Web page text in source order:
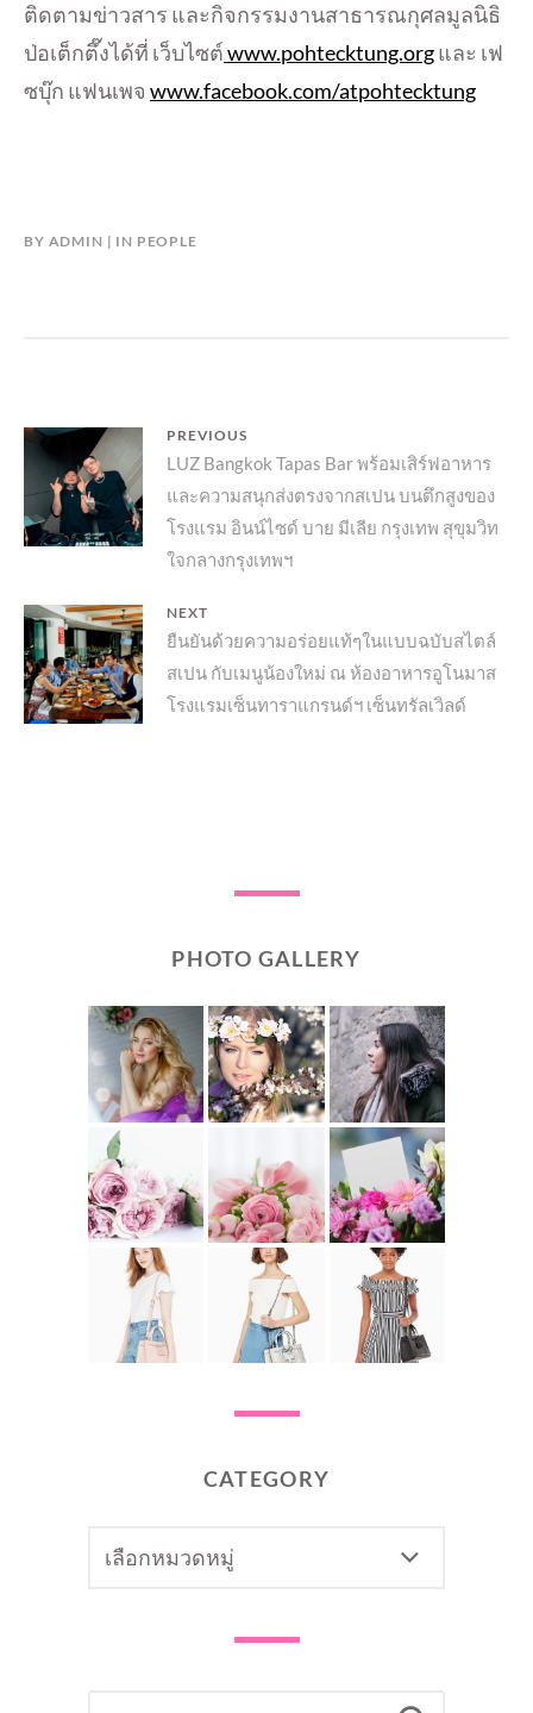
ติดตามข่าวสาร และกิจกรรมงานสาธารณกุศลมูลนิธิ
ป่อเต็กตึ๊งได้ที่ เว็บไซต์www.pohtecktung.orgและ เฟ
ซบุ๊ก แฟนเพจ www.facebook.com/atpohtecktung
BY ADMIN IN PEOPLE
แนะแนว
เรื่อง
PREVIOUS
Previous
post:
LUZ Bangkok Tapas Bar พร้อมเสิร์ฟอาหาร
และความสนุกส่งตรงจากสเปน บนตึกสูงของ
โรงแรม อินน์ไซด์ บาย มีเลีย กรุงเทพ สุขุมวิท
ใจกลางกรุงเทพฯ
NEXT
Next
post:
ยืนยันด้วยความอร่อยแท้ๆในแบบฉบับสไตล์
สเปน กับเมนูน้องใหม่ ณ ห้องอาหารอูโนมาส
โรงแรมเซ็นทาราแกรนด์ฯ เซ็นทรัลเวิลด์
PHOTO GALLERY
CATEGORY